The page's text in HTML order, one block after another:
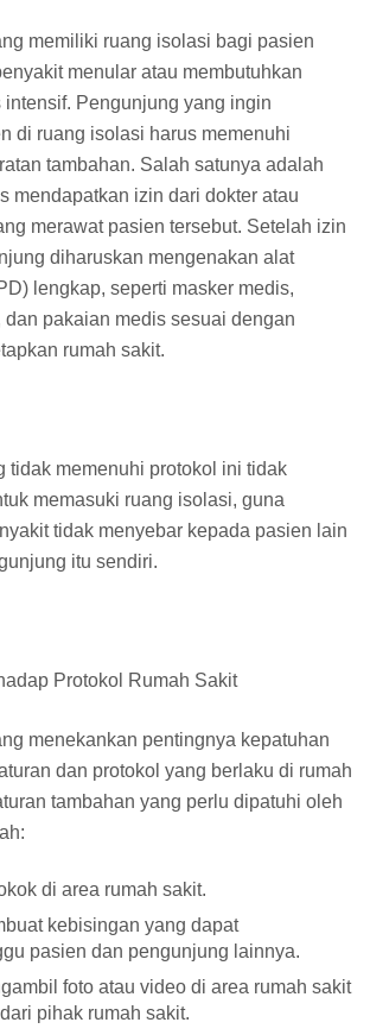
memiliki ruang isolasi bagi pasien
menular atau membutuhkan
intensif. Pengunjung yang ingin
di ruang isolasi harus memenuhi
tambahan. Salah satunya adalah
mendapatkan izin dari dokter atau
merawat pasien tersebut. Setelah izin
diharuskan mengenakan alat
lengkap, seperti masker medis,
pakaian medis sesuai dengan
rumah sakit.
tidak memenuhi protokol ini tidak
memasuki ruang isolasi, guna
tidak menyebar kepada pasien lain
itu sendiri.
Protokol Rumah Sakit
menekankan pentingnya kepatuhan
dan protokol yang berlaku di rumah
tambahan yang perlu dipatuhi oleh
di area rumah sakit.
kebisingan yang dapat
pasien dan pengunjung lainnya.
foto atau video di area rumah sakit
pihak rumah sakit.